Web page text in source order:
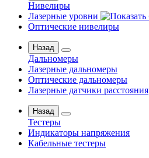
Нивелиры
Лазерные уровни
Оптические нивелиры
Назад
Дальномеры
Лазерные дальномеры
Оптические дальномеры
Лазерные датчики расстояния
Назад
Тестеры
Индикаторы напряжения
Кабельные тестеры